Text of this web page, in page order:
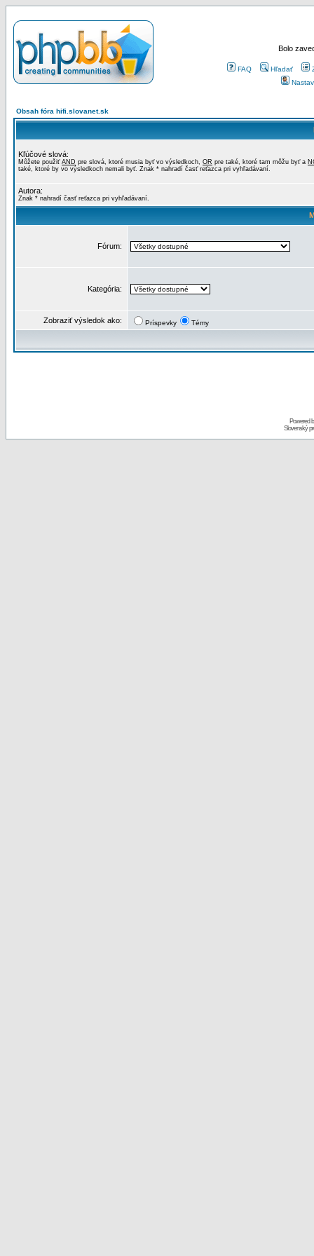
Bolo
FAQ Hľadať
Obsah fóra hifi.slovanet.sk
Kľúčové slová:
Môžete použiť AND pre slová, ktoré musia byť vo výsledkoch, OR pre také, ktoré tam môžu byť a
také, ktoré by vo výsledkoch nemali byť. Znak * nahradí časť reťazca pri vyhľadávaní.
Autora:
Znak * nahradí časť reťazca pri vyhľadávaní.
Fórum:
Kategória:
Zobraziť výsledok ako: Príspevky Témy
Powered
Slovenský